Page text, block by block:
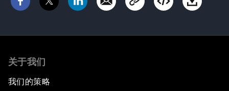
关于我们
我们的策略